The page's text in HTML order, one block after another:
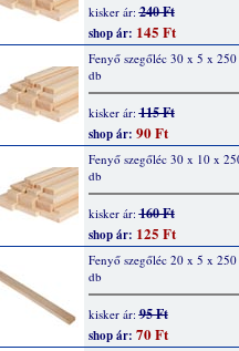
kisker ár:240 Ft
shop ár: 145 Ft
Fenyő szegőléc 30 x 5 x
db
kisker ár:115 Ft
shop ár: 90 Ft
Fenyő szegőléc 30 x 10 x
db
kisker ár:160 Ft
shop ár: 125 Ft
Fenyő szegőléc 20 x 5 x
db
kisker ár:95 Ft
shop ár: 70 Ft